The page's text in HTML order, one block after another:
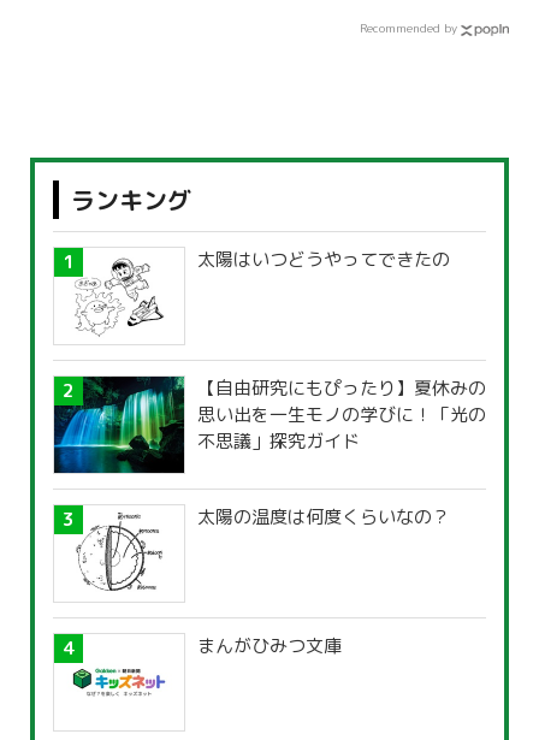
Recommended by
ランキング
太陽はいつどうやってできたの
【自由研究にもぴったり】夏休みの
思い出を一生モノの学びに！「光の
不思議」探究ガイド
太陽の温度は何度くらいなの？
まんがひみつ文庫